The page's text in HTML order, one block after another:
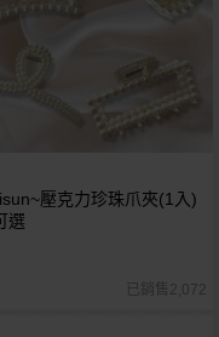
壓克力珍珠爪夾(1入)
選
已銷售2,072